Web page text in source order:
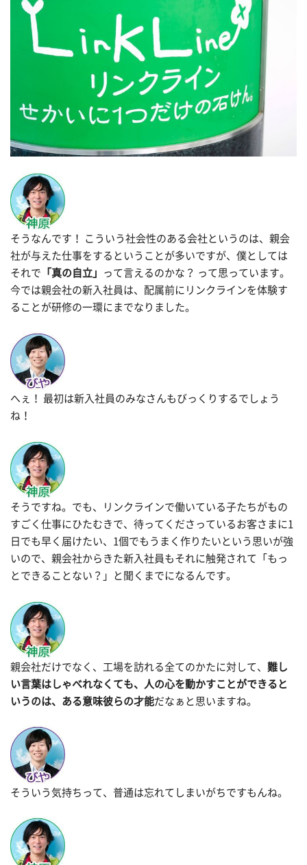
そうなんです！ こういう社会性のある会社というのは、親会
社が与えた仕事をするということが多いですが、僕としては
それで 「真の自立」
って言えるのかな？ って思っています。
今では親会社の新入社員は、配属前にリンクラインを体験す
ることが研修の一環にまでなりました。
へぇ！ 最初は新入社員のみなさんもびっくりするでしょう
ね！
そうですね。でも、リンクラインで働いている子たちがもの
すごく仕事にひたむきで、待ってくださっているお客さまに1
日でも早く届けたい、1個でもうまく作りたいという思いが強
いので、親会社からきた新入社員もそれに触発されて「もっ
とできることない？」と聞くまでになるんです。
親会社だけでなく、工場を訪れる全てのかたに対して、 難し
い言葉はしゃべれなくても、人の心を動かすことができると
いうのは、ある意味彼らの才能だなぁと思いますね。
そういう気持ちって、普通は忘れてしまいがちですもんね。